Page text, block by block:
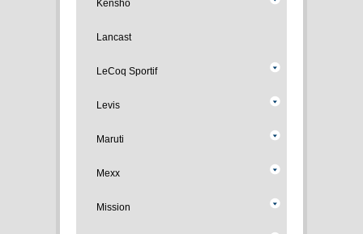
Kensho
Lancast
LeCoq Sportif
Levis
Maruti
Mexx
Mission